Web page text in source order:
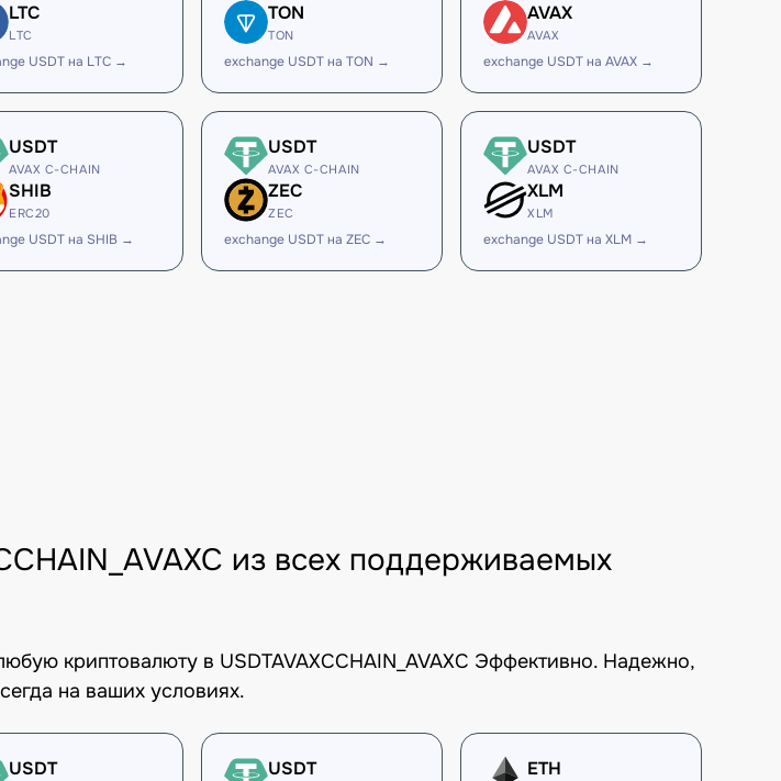
LTC
LTC
USDT на LTC →
TON
TON
exchange USDT на TON →
AVAX
AVAX
exchange USDT на AVAX →
USDT
AVAX C-CHAIN
SHIB
ERC20
USDT на SHIB →
USDT
AVAX C-CHAIN
ZEC
ZEC
exchange USDT на ZEC →
USDT
AVAX C-CHAIN
XLM
XLM
exchange USDT на XLM →
из всех поддерживаемых
криптовалюту в USDTAVAXCCHAIN_AVAXC Эффективно. Надежно,
на ваших условиях.
USDT USDT ETH